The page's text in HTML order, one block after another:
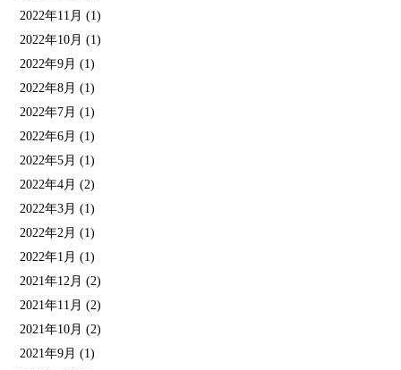
2022年11月 (1)
2022年10月 (1)
2022年9月 (1)
2022年8月 (1)
2022年7月 (1)
2022年6月 (1)
2022年5月 (1)
2022年4月 (2)
2022年3月 (1)
2022年2月 (1)
2022年1月 (1)
2021年12月 (2)
2021年11月 (2)
2021年10月 (2)
2021年9月 (1)